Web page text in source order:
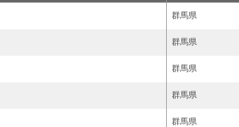
群馬県
群馬県
群馬県
群馬県
群馬県